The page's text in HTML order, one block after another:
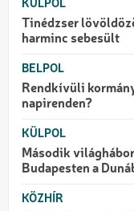
KÜLPOL
Tinédzser
harminc sebesült
BELPOL
Rendkívüli
napirenden?
KÜLPOL
Második
Budapesten a
KÖZHÍR